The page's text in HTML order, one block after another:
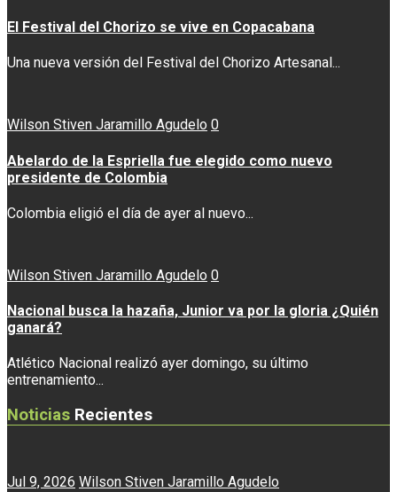
El Festival del Chorizo se vive en Copacabana
Una nueva versión del Festival del Chorizo Artesanal...
Wilson Stiven Jaramillo Agudelo 0
Abelardo de la Espriella fue elegido como nuevo
presidente de Colombia
Colombia eligió el día de ayer al nuevo...
Wilson Stiven Jaramillo Agudelo 0
Nacional busca la hazaña, Junior va por la gloria ¿Quién
ganará?
Atlético Nacional realizó ayer domingo, su último
entrenamiento...
Noticias Recientes
Jul 9, 2026 Wilson Stiven Jaramillo Agudelo